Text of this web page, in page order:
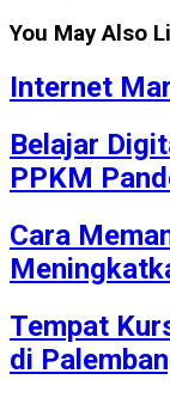
You May Also
Internet
Belajar
PPKM
Cara
Tempat
di